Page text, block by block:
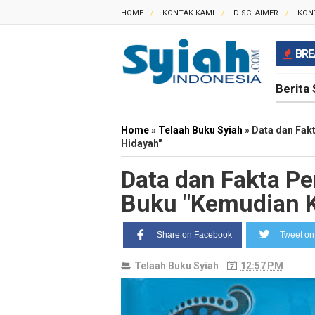
HOME KONTAK KAMI DISCLAIMER
Berita
Home» Telaah Buku Syiah » Data dan
Hidayah"
Data dan Fakta
Buku "Kemudian
Share on Facebook Tweet
Telaah Buku Syiah 12:57 PM